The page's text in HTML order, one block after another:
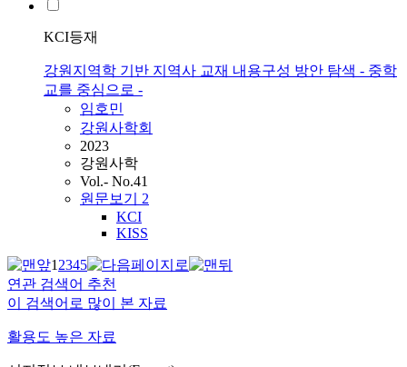
KCI등재
강원지역학 기반 지역사 교재 내용구성 방안 탐색 - 중학
교를 중심으로 -
임호민
강원사학회
2023
강원사학
Vol.- No.41
원문보기 2
KCI
KISS
12345
연관 검색어 추천
이 검색어로 많이 본 자료
활용도 높은 자료